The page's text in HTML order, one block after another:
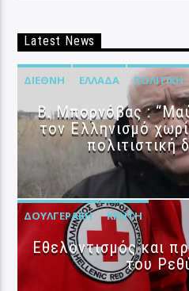
Latest News
ΔΙΕΘΝΉ ΕΛΛΆΔΑ ΠΟΛΙΤΙΚΉ
B. Μπορνόβας :
τον Ελληνισμό
πολιτιστική
ΔΟΥΛΓΕΡΆΚΗ ΚΡΉΤΗ
Εθελοντισμός και
του